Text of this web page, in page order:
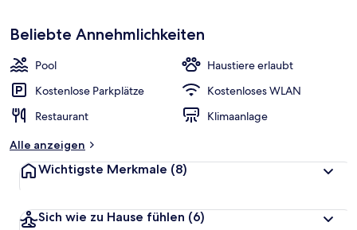
Signature-Loft, 1 Queen-Bett
Beliebte Annehmlichkeiten
Pool
Haustiere erlaubt
Kostenlose Parkplätze
Kostenloses WLAN
Restaurant
Klimaanlage
Alle anzeigen
Wichtigste Merkmale (8)
Sich wie zu Hause fühlen (6)